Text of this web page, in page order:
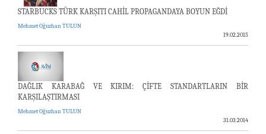
STARBUCKS TÜRK KARŞITI CAHİL PROPAGANDAYA BOYUN EĞDİ
Mehmet Oğuzhan TULUN
19.02.2015
DAĞLIK KARABAĞ VE KIRIM: ÇİFTE STANDARTLARIN BİR
KARŞILAŞTIRMASI
Mehmet Oğuzhan TULUN
31.03.2014